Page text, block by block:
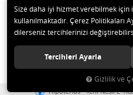
İLETİŞİM
© 2020 MAG
Hipotenüs Yeni Nesil E-
Size daha iyi hizmet verebilmek
kullanılmaktadır. Çerez Politikaları
dilerseniz tercihlerinizi
Tercihleri Ayarla
Gizlilik ve